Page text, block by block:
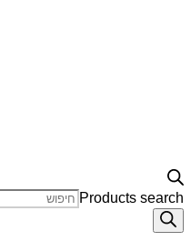
Products search